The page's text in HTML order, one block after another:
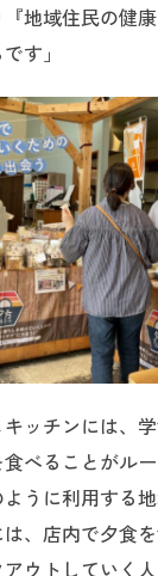
地域住民の健
す」
ッチンには、
べることがル
うに利用する
、店内で夕食
ウトしていく人